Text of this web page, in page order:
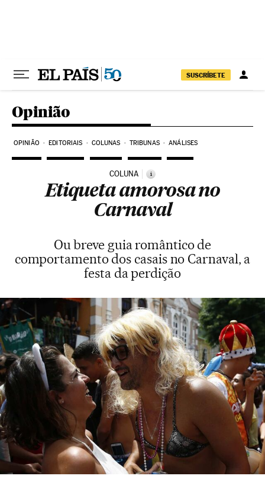
SUSCRÍBETE
Opinião
OPINIÃO EDITORIAIS COLUNAS TRIBUNAS ANÁLISES
COLUNA i
Etiqueta amorosa no
Carnaval
Ou breve guia romântico de
comportamento dos casais no Carnaval, a
festa da perdição